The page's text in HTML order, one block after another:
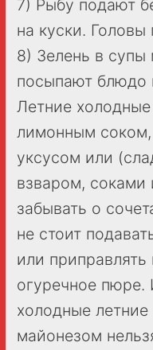
7) Рыбу подают
на куски.
8) Зелень в
посыпают блюдо
Летние
лимонным
уксусом или
взваром, соками
забывать о
не стоит
или
огуречное пюре.
холодные
майонезом